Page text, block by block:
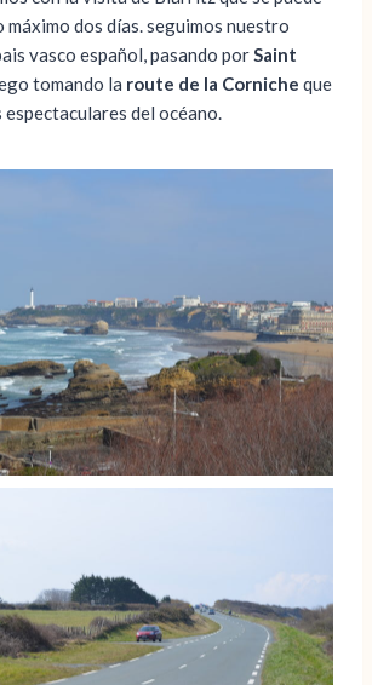
máximo dos días. seguimos nuestro
vasco español, pasando por Saint
tomando la route de la Corniche que
del océano.